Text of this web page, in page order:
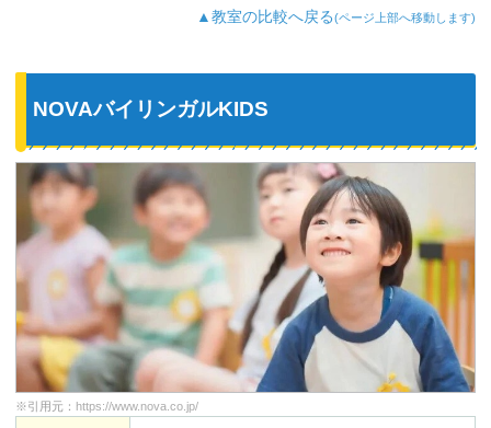
▲教室の比較へ戻る(ページ上部へ移動します)
NOVAバイリンガルKIDS
※引用元： https://www.nova.co.jp/